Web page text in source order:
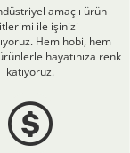
amaçlı ürün
ile işinizi
Hem hobi, hem
hayatınıza renk
katıyoruz.